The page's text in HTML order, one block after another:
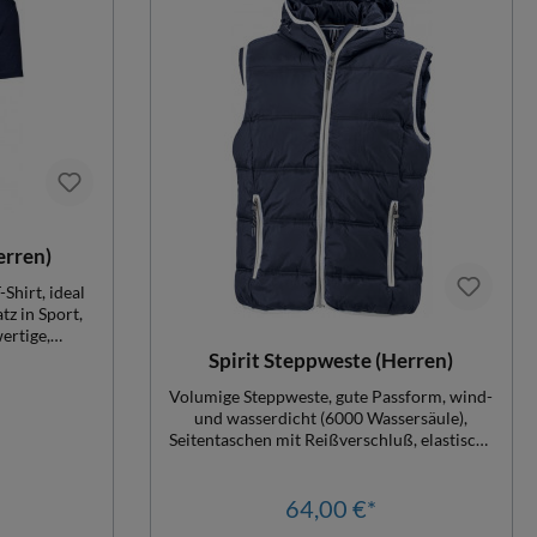
Shirt, ideal
in Sport,
und
Elastan,
und
Spirit Steppweste (Herren)
Volumige Steppweste, gute Passform, wind-
und wasserdicht (6000 Wassersäule),
Seitentaschen mit Reißverschluß, elastische
Rand, Veredelung durch RS am Rücken
optimal, Damengr. Tailliert, Herrengr. Slim
64,00 €*